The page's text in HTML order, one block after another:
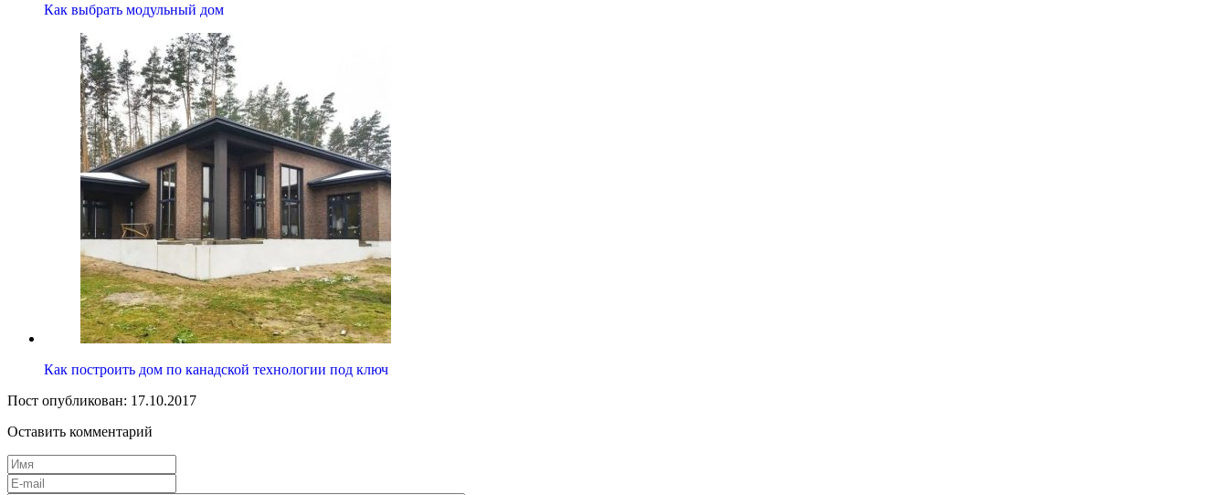
Как выбрать модульный дом
Как построить дом по канадской технологии под ключ
Пост опубликован: 17.10.2017
Оставить комментарий